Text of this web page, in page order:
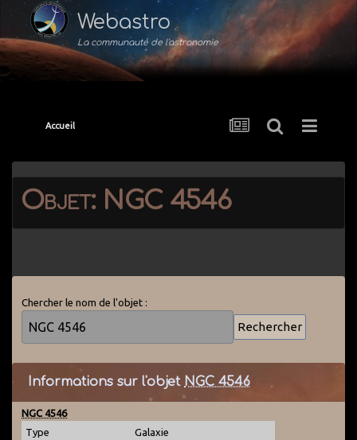
Webastro
La communauté de l'astronomie
Accueil
Objet: NGC 4546
Chercher le nom de l'objet :
Informations sur l'objet NGC 4546
NGC 4546
Type
Galaxie